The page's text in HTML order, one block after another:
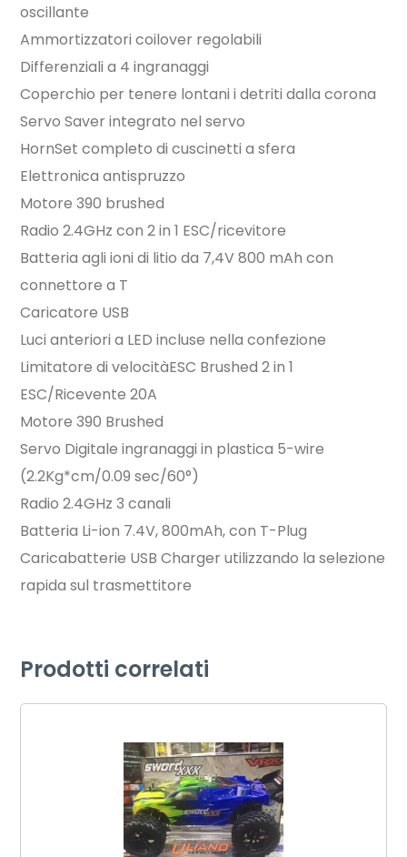
oscillante
Ammortizzatori coilover regolabili
Differenziali a 4 ingranaggi
Coperchio per tenere lontani i detriti dalla corona
Servo Saver integrato nel servo
HornSet completo di cuscinetti a sfera
Elettronica antispruzzo
Motore 390 brushed
Radio 2.4GHz con 2 in 1 ESC/ricevitore
Batteria agli ioni di litio da 7,4V 800 mAh con
connettore a T
Caricatore USB
Luci anteriori a LED incluse nella confezione
Limitatore di velocitàESC Brushed 2 in 1
ESC/Ricevente 20A
Motore 390 Brushed
Servo Digitale ingranaggi in plastica 5-wire
(2.2Kg*cm/0.09 sec/60°)
Radio 2.4GHz 3 canali
Batteria Li-ion 7.4V, 800mAh, con T-Plug
Caricabatterie USB Charger utilizzando la selezione
rapida sul trasmettitore
Prodotti correlati